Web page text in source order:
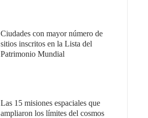
Ciudades con mayor número de
sitios inscritos en la Lista del
Patrimonio Mundial
Las 15 misiones espaciales que
ampliaron los límites del cosmos